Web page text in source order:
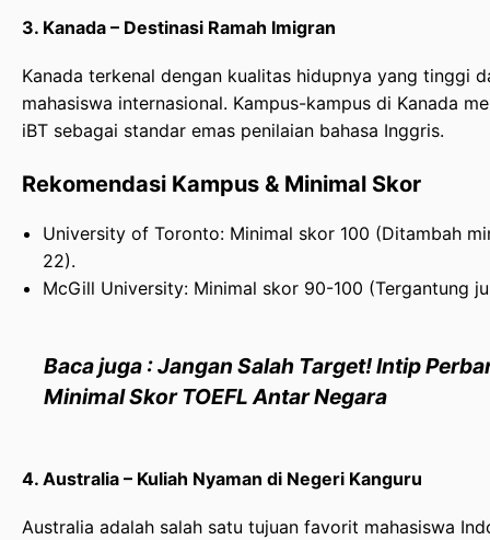
3. Kanada – Destinasi Ramah Imigran
Kanada terkenal dengan kualitas hidupnya yang tinggi
mahasiswa internasional. Kampus-kampus di Kanada
iBT sebagai standar emas penilaian bahasa Inggris.
Rekomendasi Kampus & Minimal Skor
University of Toronto: Minimal skor 100 (Ditambah
22).
McGill University: Minimal skor 90-100 (Tergantung
Baca juga : Jangan Salah Target! Intip
Minimal Skor TOEFL Antar Negara
4. Australia – Kuliah Nyaman di Negeri Kanguru
Australia adalah salah satu tujuan favorit mahasiswa